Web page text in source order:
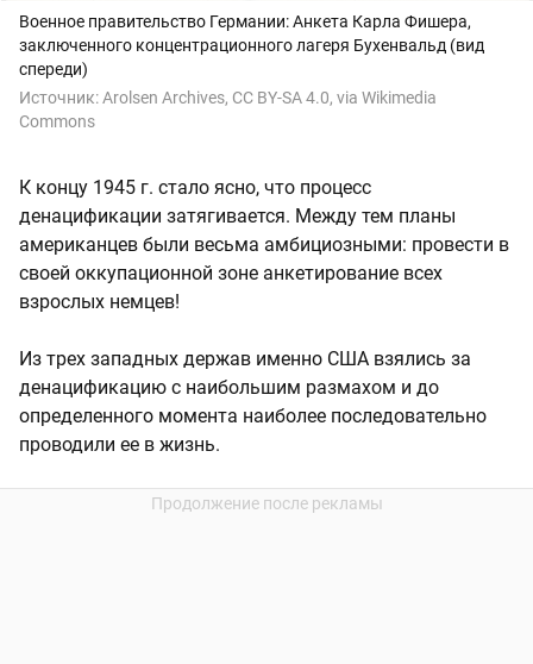
Военное правительство Германии: Анкета Карла Фишера,
заключенного концентрационного лагеря Бухенвальд (вид
спереди)
Источник:Arolsen Archives, CC BY-SA 4.0, via Wikimedia
Commons
К концу 1945 г. стало ясно, что процесс
денацификации затягивается. Между тем планы
американцев были весьма амбициозными: провести в
своей оккупационной зоне анкетирование всех
взрослых немцев!
Из трех западных держав именно США взялись за
денацификацию с наибольшим размахом и до
определенного момента наиболее последовательно
проводили ее в жизнь.